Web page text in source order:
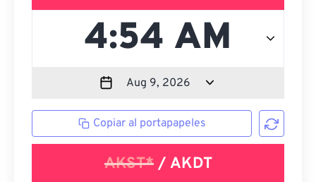
Copiar al portapapeles
AKST*/ AKDT